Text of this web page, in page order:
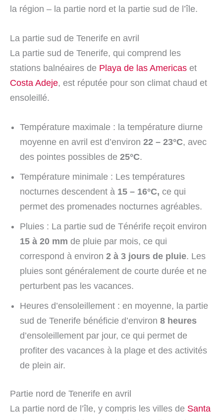
la région – la partie nord et la partie sud de l’île.
La partie sud de Tenerife en avril
La partie sud de Tenerife, qui comprend les
stations balnéaires de Playa de las Americas et
Costa Adeje, est réputée pour son climat chaud et
ensoleillé.
Température maximale : la température diurne
moyenne en avril est d’environ 22 – 23°C, avec
des pointes possibles de 25°C.
Température minimale : Les températures
nocturnes descendent à 15 – 16°C, ce qui
permet des promenades nocturnes agréables.
Pluies : La partie sud de Ténérife reçoit environ
15 à 20 mm de pluie par mois, ce qui
correspond à environ 2 à 3 jours de pluie. Les
pluies sont généralement de courte durée et ne
perturbent pas les vacances.
Heures d’ensoleillement : en moyenne, la partie
sud de Tenerife bénéficie d’environ 8 heures
d’ensoleillement par jour, ce qui permet de
profiter des vacances à la plage et des activités
de plein air.
Partie nord de Tenerife en avril
La partie nord de l’île, y compris les villes de Santa